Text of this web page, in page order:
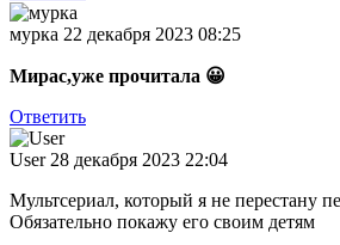
мурка 22 декабря 2023 08:25
Мирас,уже прочитала 😀
Ответить
User 28 декабря 2023 22:04
Мультсериал, который я не перестану
Обязательно покажу его своим детям